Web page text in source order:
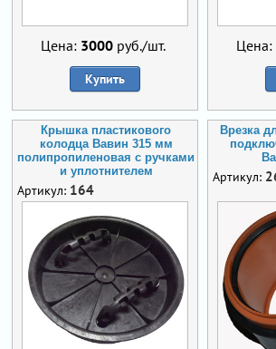
Цена: 3000руб./шт.
Купить
Цена:
Крышка пластикового
колодца Вавин 315 мм
полипропиленовая с ручками
и уплотнителем
Артикул: 164
Врезка
Артикул: